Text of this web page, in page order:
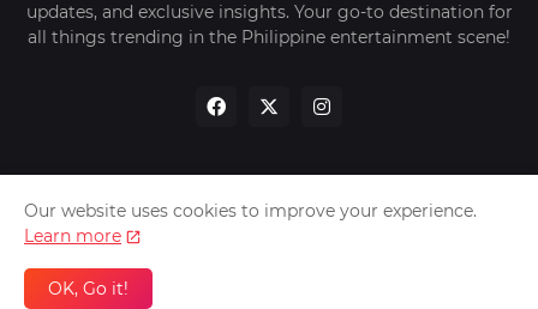
updates, and exclusive insights. Your go-to destination for
all things trending in the Philippine entertainment scene!
Home About Us Privacy Policy
Contact Us
Our website uses cookies to improve your experience.
Learn more
OK, Go it!